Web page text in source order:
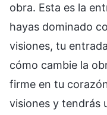
obra. Esta es la
hayas dominado
visiones, tu
cómo cambie la
firme en tu
visiones y tendrás